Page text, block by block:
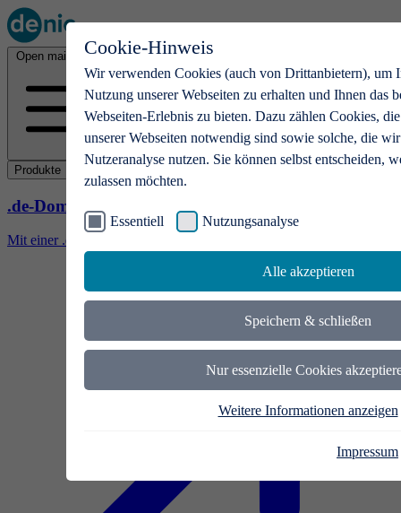
Cookie-Hinweis
Wir verwenden Cookies (auch von Drittanbietern), um
Nutzung unserer Webseiten zu erhalten und Ihnen das
Webseiten-Erlebnis zu bieten. Dazu zählen Cookies,
unserer Webseiten notwendig sind sowie solche, die
Nutzeranalyse nutzen. Sie können selbst entscheiden,
zulassen möchten.
Essentiell Nutzungsanalyse
Alle akzeptieren
Speichern & schließen
Nur essenzielle Cookies
Weitere Informationen anzeigen
Impressum
Open main menu
Produkte
.de-Domains
Mit einer .de-Domain erhalten Ideen eine Bühne